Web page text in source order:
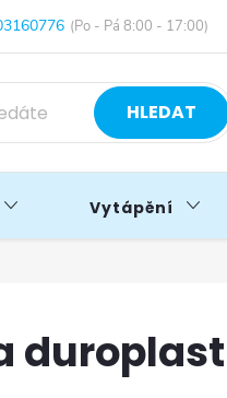
info@primakoupelny.cz
Blog
HLEDAT
Vytápění